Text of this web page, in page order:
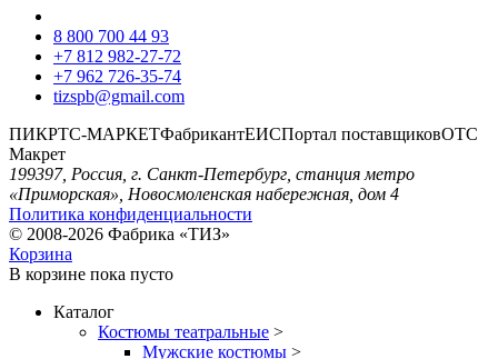
8 800 700 44 93
+7 812 982-27-72
+7 962 726-35-74
tizspb@gmail.com
ПИКРТС-МАРКЕТФабрикантЕИСПортал поставщиковОТС
Макрет
199397, Россия, г. Санкт-Петербург, станция метро
«Приморская», Новосмоленская набережная, дом 4
Политика конфиденциальности
© 2008-2026 Фабрика «ТИЗ»
Корзина
В корзине пока пусто
Каталог
Костюмы театральные >
Мужские костюмы >